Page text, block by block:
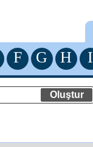
F G H I